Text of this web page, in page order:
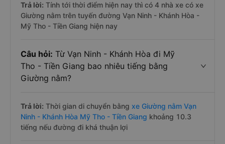
Trả lời: Tính tới thời điểm hiện nay thì có 4 nhà xe có xe
Giường nằm trên tuyến đường Vạn Ninh - Khánh Hòa -
Mỹ Tho - Tiền Giang hiện nay
Câu hỏi: Từ Vạn Ninh - Khánh Hòa đi Mỹ
Tho - Tiền Giang bao nhiêu tiếng bằng
Giường nằm?
Trả lời: Thời gian di chuyển bằng xe Giường nằm Vạn
Ninh - Khánh Hòa Mỹ Tho - Tiền Giang khoảng 10.3
tiếng nếu đường đi khá thuận lợi